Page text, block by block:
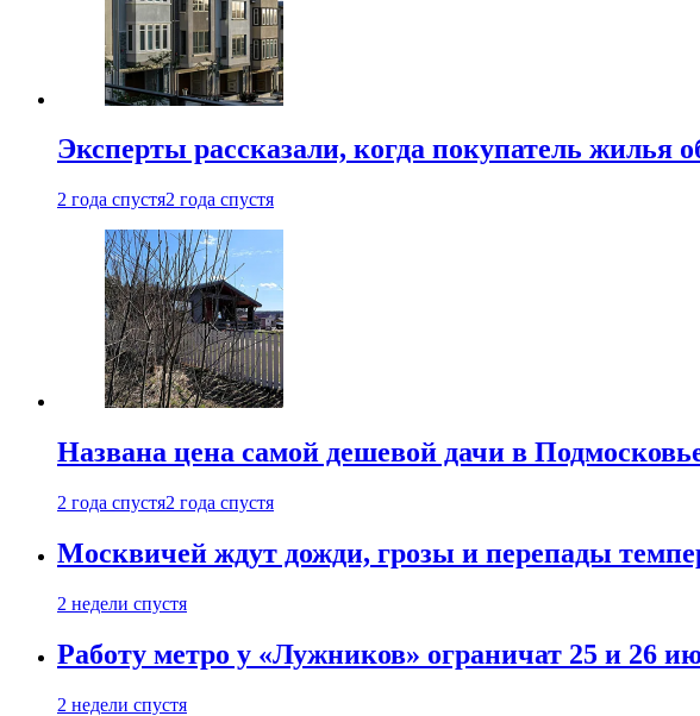
Эксперты рассказали, когда покупатель жилья
2 года спустя2 года спустя
Названа цена самой дешевой дачи в
2 года спустя2 года спустя
Москвичей ждут дожди, грозы и перепады
2 недели спустя
Работу метро у «Лужников» ограничат 25 и 26
2 недели спустя